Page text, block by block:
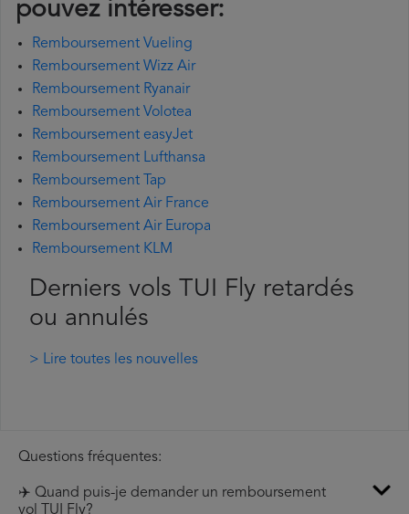
pouvez intéresser:
Remboursement Vueling
Remboursement Wizz Air
Remboursement Ryanair
Remboursement Volotea
Remboursement easyJet
Remboursement Lufthansa
Remboursement Tap
Remboursement Air France
Remboursement Air Europa
Remboursement KLM
Derniers vols TUI Fly retardés
ou annulés
> Lire toutes les nouvelles
Questions fréquentes:
✈️ Quand puis-je demander un remboursement
vol TUI Fly?